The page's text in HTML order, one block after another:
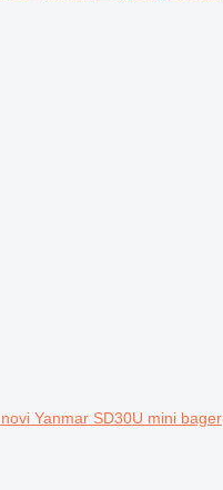
novi Yanmar SD30U mini bager